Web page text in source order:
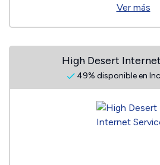
Ver más
High Desert
49% disponible en